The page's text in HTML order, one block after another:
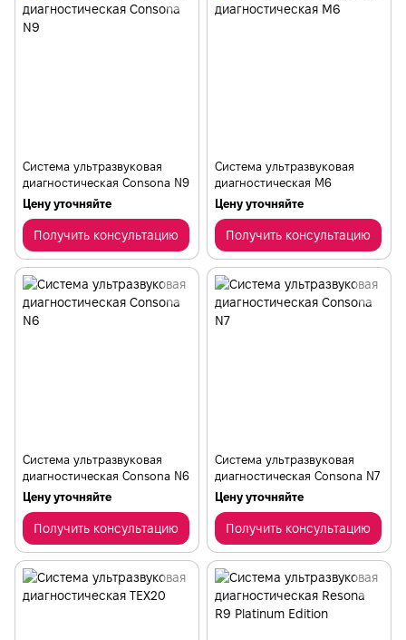
Система ультразвуковая
диагностическая Consona N9
Цену уточняйте
Получить консультацию
Система ультразвуковая
диагностическая M6
Цену уточняйте
Получить консультацию
Система ультразвуковая
диагностическая Consona N6
Цену уточняйте
Получить консультацию
Система ультразвуковая
диагностическая Consona N7
Цену уточняйте
Получить консультацию